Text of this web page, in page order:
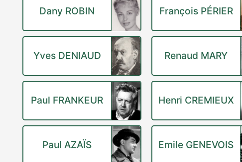
Dany ROBIN François PÉRIER
Yves DENIAUD Renaud MARY
Paul FRANKEUR Henri CREMIEUX
Paul AZAÏS Emile GENEVOIS